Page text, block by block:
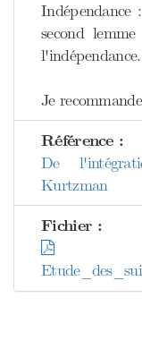
Indépendance
second
l'indépendance.
Je
Référence :
De
Kurtzman
Fichier :